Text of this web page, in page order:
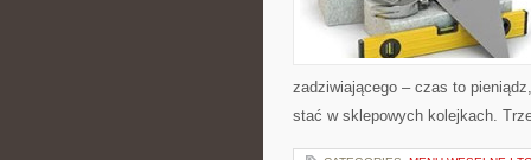
zadziwiającego – czas to
stać w sklepowych kolejkach.